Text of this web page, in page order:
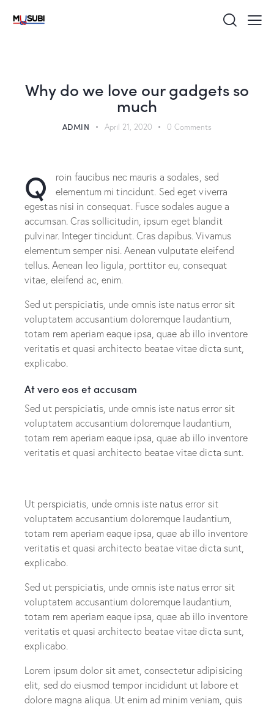
Why do we love our gadgets so
much
ADMIN April 21, 2020 0 Comments
Q
roin faucibus nec mauris a sodales, sed
elementum mi tincidunt. Sed eget viverra
egestas nisi in consequat. Fusce sodales augue a
accumsan. Cras sollicitudin, ipsum eget blandit
pulvinar. Integer tincidunt. Cras dapibus. Vivamus
elementum semper nisi. Aenean vulputate eleifend
tellus. Aenean leo ligula, porttitor eu, consequat
vitae, eleifend ac, enim.
Sed ut perspiciatis, unde omnis iste natus error sit
voluptatem accusantium doloremque laudantium,
totam rem aperiam eaque ipsa, quae ab illo inventore
veritatis et quasi architecto beatae vitae dicta sunt,
explicabo.
At vero eos et accusam
Sed ut perspiciatis, unde omnis iste natus error sit
voluptatem accusantium doloremque laudantium,
totam rem aperiam eaque ipsa, quae ab illo inventore
veritatis et quasi architecto beatae vitae dicta sunt.
Ut perspiciatis, unde omnis iste natus error sit
voluptatem accusantium doloremque laudantium,
totam rem aperiam eaque ipsa, quae ab illo inventore
veritatis et quasi architecto beatae vitae dicta sunt,
explicabo.
Sed ut perspiciatis, unde omnis iste natus error sit
voluptatem accusantium doloremque laudantium,
totam rem aperiam eaque ipsa, quae ab illo inventore
veritatis et quasi architecto beatae vitae dicta sunt,
explicabo.
Lorem ipsum dolor sit amet, consectetur adipisicing
elit, sed do eiusmod tempor incididunt ut labore et
dolore magna aliqua. Ut enim ad minim veniam, quis